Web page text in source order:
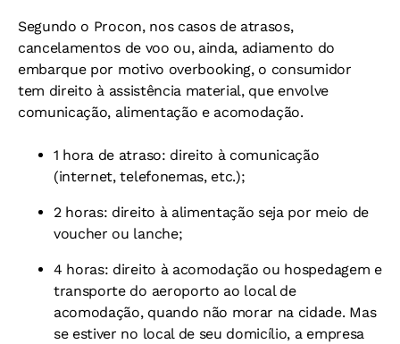
Segundo o Procon, nos casos de atrasos,
cancelamentos de voo ou, ainda, adiamento do
embarque por motivo overbooking, o consumidor
tem direito à assistência material, que envolve
comunicação, alimentação e acomodação.
1 hora de atraso: direito à comunicação
(internet, telefonemas, etc.);
2 horas: direito à alimentação seja por meio de
voucher ou lanche;
4 horas: direito à acomodação ou hospedagem e
transporte do aeroporto ao local de
acomodação, quando não morar na cidade. Mas
se estiver no local de seu domicílio, a empresa